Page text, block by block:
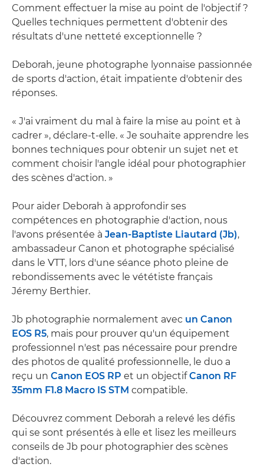
Comment effectuer la mise au point de l'objectif ?
Quelles techniques permettent d'obtenir des
résultats d'une netteté exceptionnelle ?
Deborah, jeune photographe lyonnaise passionnée
de sports d'action, était impatiente d'obtenir des
réponses.
« J'ai vraiment du mal à faire la mise au point et à
cadrer », déclare-t-elle. « Je souhaite apprendre les
bonnes techniques pour obtenir un sujet net et
comment choisir l'angle idéal pour photographier
des scènes d'action. »
Pour aider Deborah à approfondir ses
compétences en photographie d'action, nous
l'avons présentée à Jean-Baptiste Liautard (Jb),
ambassadeur Canon et photographe spécialisé
dans le VTT, lors d'une séance photo pleine de
rebondissements avec le vététiste français
Jéremy Berthier.
Jb photographie normalement avec un Canon
EOS R5, mais pour prouver qu'un équipement
professionnel n'est pas nécessaire pour prendre
des photos de qualité professionnelle, le duo a
reçu un Canon EOS RP et un objectifCanon RF
35mm F1.8 Macro IS STM compatible.
Découvrez comment Deborah a relevé les défis
qui se sont présentés à elle et lisez les meilleurs
conseils de Jb pour photographier des scènes
d'action.